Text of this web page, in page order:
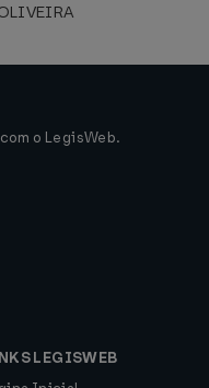
o LegisWeb.
LEGISWEB